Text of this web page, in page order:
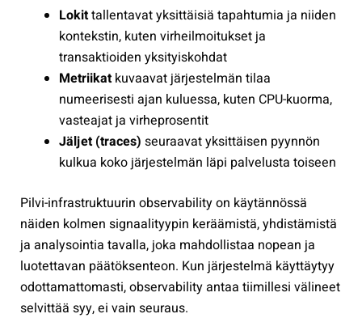
Lokittallentavat yksittäisiä tapahtumia ja niiden
kontekstin, kuten virheilmoitukset ja
transaktioiden yksityiskohdat
Metriikatkuvaavat järjestelmän tilaa
numeerisesti ajan kuluessa, kuten CPU-kuorma,
vasteajat ja virheprosentit
Jäljet (traces) seuraavat yksittäisen pyynnön
kulkua koko järjestelmän läpi palvelusta toiseen
Pilvi-infrastruktuurin observability on käytännössä
näiden kolmen signaalityypin keräämistä, yhdistämistä
ja analysointia tavalla, joka mahdollistaa nopean ja
luotettavan päätöksenteon. Kun järjestelmä käyttäytyy
odottamattomasti, observability antaa tiimillesi välineet
selvittää syy, ei vain seuraus.